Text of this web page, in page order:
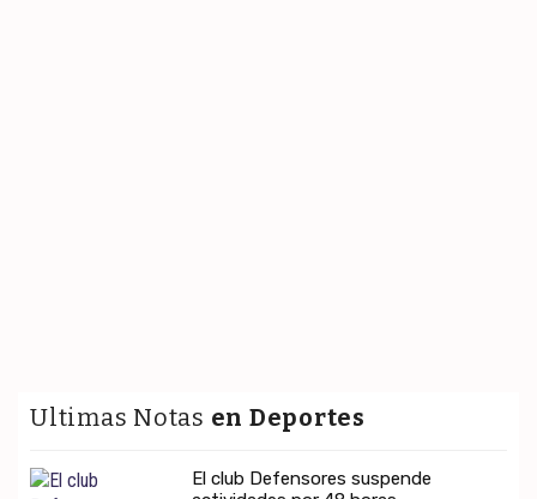
Ultimas Notas en Deportes
El club Defensores suspende